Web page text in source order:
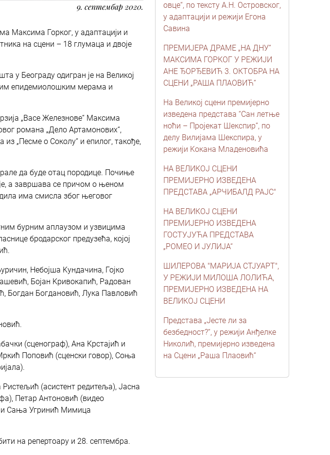
9. септембар 2020.
Максима Горког, у адаптацији и
на сцени – 18 глумаца и двоје
у Београду одигран је на Великој
епидемиолошким мерама и
„Васе Железнове“ Максима
романа „Дело Артамонових“,
„Песме о Соколу“ и епилог, такође,
да буде отац породице. Почиње
а завршава се причом о њеном
има смисла због његовог
бурним аплаузом и узвицима
бродарског предузећа, којој
Небојша Kундачина, Гојко
Бојан Kривокапић, Радован
Богдановић, Лука Павловић
(сценограф), Ана Kрстајић и
Поповић (сценски говор), Соња
(асистент редитеља), Јасна
Петар Антоновић (видео
и Сања Угринић Мимица
на репертоару и 28. септембра.
овце“, по тексту А.Н. Островског,
у адаптацији и режији Егона
Савина
ПРЕМИЈЕРА ДРАМЕ „НА ДНУ“
МАКСИМА ГОРКОГ У РЕЖИЈИ
АНЕ ЂОРЂЕВИЋ 3. ОКТОБРА НА
СЦЕНИ „РАША ПЛАОВИЋ“
На Великој сцени премијерно
изведена представа “Сан летње
ноћи – Пројекат Шекспир”, по
делу Вилијама Шекспира, у
режији Kокана Младеновића
НА ВЕЛИКОЈ СЦЕНИ
ПРЕМИЈЕРНО ИЗВЕДЕНА
ПРЕДСТАВА „АРЧИБАЛД РАЈС"
НА ВЕЛИКОЈ СЦЕНИ
ПРЕМИЈЕРНО ИЗВЕДЕНА
ГОСТУЈУЋА ПРЕДСТАВА
„РОМЕО И ЈУЛИЈА“
ШИЛЕРОВА "МАРИЈА СТЈУАРТ",
У РЕЖИЈИ МИЛОША ЛОЛИЋА,
ПРЕМИЈЕРНО ИЗВЕДЕНА НА
ВЕЛИКОЈ СЦЕНИ
Представа „Јесте ли за
безбедност?“, у режији Анђелке
Николић, премијерно изведена
на Сцени „Раша Плаовић“